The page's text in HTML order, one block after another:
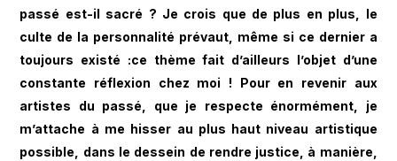
passé est-il sacré ? Je crois que de plus en plus, le
culte de la personnalité prévaut, même si ce dernier a
toujours existé :ce thème fait d’ailleurs l’objet d’une
constante réflexion chez moi ! Pour en revenir aux
artistes du passé, que je respecte énormément, je
m’attache à me hisser au plus haut niveau artistique
possible, dans le dessein de rendre justice, à manière,